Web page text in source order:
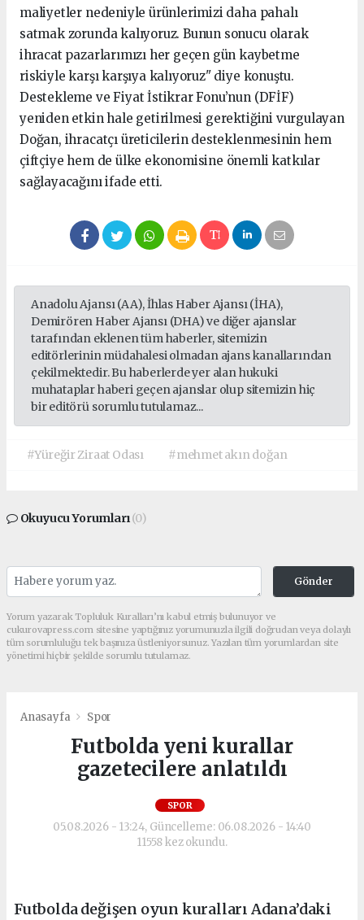
maliyetler nedeniyle ürünlerimizi daha pahalı
satmak zorunda kalıyoruz. Bunun sonucu olarak
ihracat pazarlarımızı her geçen gün kaybetme
riskiyle karşı karşıya kalıyoruz" diye konuştu.
Destekleme ve Fiyat İstikrar Fonu’nun (DFİF)
yeniden etkin hale getirilmesi gerektiğini vurgulayan
Doğan, ihracatçı üreticilerin desteklenmesinin hem
çiftçiye hem de ülke ekonomisine önemli katkılar
sağlayacağını ifade etti.
Anadolu Ajansı (AA), İhlas Haber Ajansı (İHA),
Demirören Haber Ajansı (DHA) ve diğer ajanslar
tarafından eklenen tüm haberler, sitemizin
editörlerinin müdahalesi olmadan ajans kanallarından
çekilmektedir. Bu haberlerde yer alan hukuki
muhataplar haberi geçen ajanslar olup sitemizin hiç
bir editörü sorumlu tutulamaz...
#Yüreğir Ziraat Odası #mehmet akın doğan
Okuyucu Yorumları(0)
Gönder
Yorum yazarak Topluluk Kuralları’nı kabul etmiş bulunuyor ve
cukurovapress.com sitesine yaptığınız yorumunuzla ilgili doğrudan veya dolaylı
tüm sorumluluğu tek başınıza üstleniyorsunuz. Yazılan tüm yorumlardan site
yönetimi hiçbir şekilde sorumlu tutulamaz.
Anasayfa Spor
Futbolda yeni kurallar
gazetecilere anlatıldı
SPOR
05.08.2026 - 13:24, Güncelleme: 06.08.2026 - 14:40
11558 kez okundu.
Futbolda değişen oyun kuralları Adana’daki